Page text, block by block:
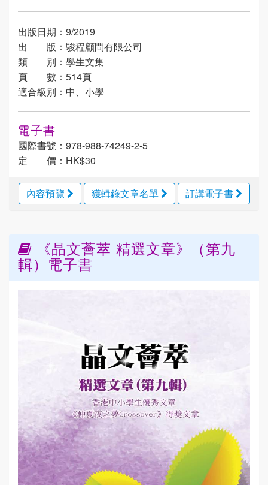
出版日期：9/2019
出 版：駿程顧問有限公司
類 別：學生文集
頁 數：514頁
適合級別：中、小學
電子書
國際書號：978-988-74249-2-5
定 價：HK$30
內容預覽 獲輯錄文章名單 訂講電子書
《晶文薈萃 精選文章》（第九
輯）電子書